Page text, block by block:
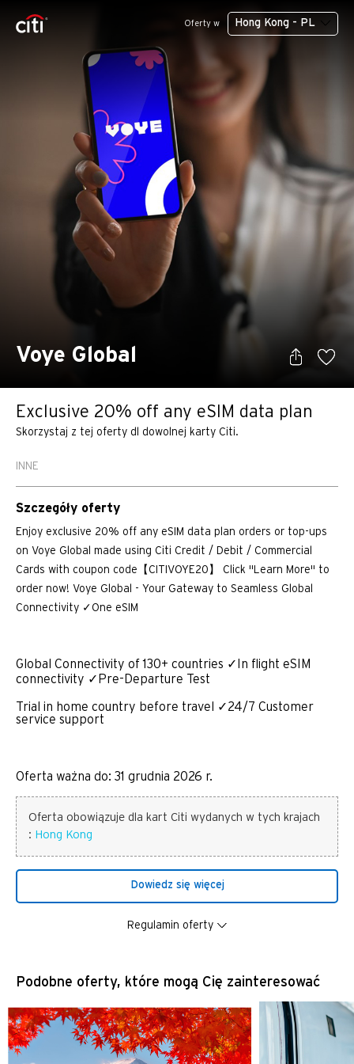
Oferty w Hong Kong - PL
Voye Global
Exclusive 20% off any eSIM data plan
Skorzystaj z tej oferty dl dowolnej karty Citi.
INNE
Szczegóły oferty
Enjoy exclusive 20% off any eSIM data plan orders or top-ups
on Voye Global made using Citi Credit / Debit / Commercial
Cards with coupon code【CITIVOYE20】 Click "Learn More" to
order now! Voye Global - Your Gateway to Seamless Global
Connectivity ✓One eSIM
Global Connectivity of 130+ countries ✓In flight eSIM
connectivity ✓Pre-Departure Test
Trial in home country before travel ✓24/7 Customer
service support
Oferta ważna do: 31 grudnia 2026 r.
Oferta obowiązuje dla kart Citi wydanych w tych krajach
: Hong Kong
Dowiedz się więcej
Regulamin oferty
Podobne oferty, które mogą Cię zainteresować
Opuszczasz stronę Citi World
Privileges i przechodzisz na
stronę zewnętrzną.
Preferowany język